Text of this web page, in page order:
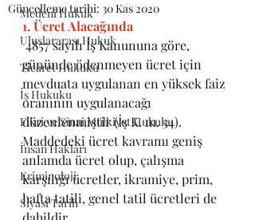
Medeni Hukuk
Uluslararası Hukuk
Ticaret Hukuku
İş Hukuku
Fikri ve Sinai Mülkiyet Hukuku
İnsan Hakları
Kriminoloji
Siyasi Tarih
Güncelleme tarihi: 30 Kas 2020
1. Ücret Alacağında
4857 sayılı İş Kanununa göre,
gününde ödenmeyen ücret için
mevduata uygulanan en yüksek faiz
oranının uygulanacağı
düzenlenmiştir (İş K. m. 34).
Maddedeki ücret kavramı geniş
anlamda ücret olup, çalışma
karşılığı ücretler, ikramiye, prim,
hafta tatili, genel tatil ücretleri de